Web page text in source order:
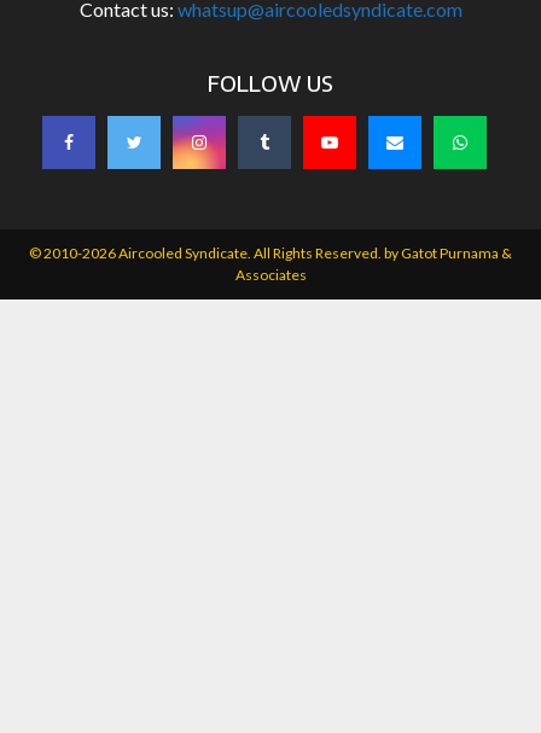
Contact us: whatsup@aircooledsyndicate.com
FOLLOW US
© 2010-2026 Aircooled Syndicate. All Rights Reserved. by Gatot Purnama &
Associates